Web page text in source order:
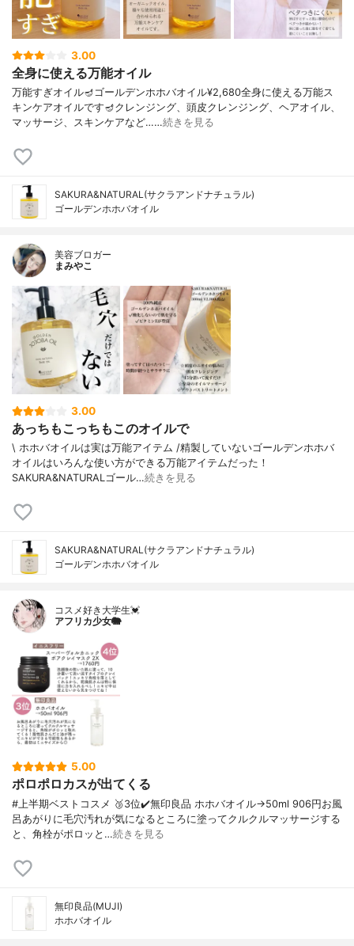
3.00
全身に使える万能オイル
万能すぎオイル🪔ゴールデンホホバオイル¥2,680全身に使える万能ス
キンケアオイルです🪔クレンジング、頭皮クレンジング、ヘアオイル、
マッサージ、スキンケアなど……続きを見る
SAKURA&NATURAL(サクラアンドナチュラル)
ゴールデンホホバオイル
美容ブロガー
まみやこ
3.00
あっちもこっちもこのオイルで
\ ホホバオイルは実は万能アイテム /⁡⁡精製していないゴールデンホホバ
オイルはいろんな使い方ができる万能アイテムだった！
⁡⁡SAKURA&NATURALゴール…続きを見る
SAKURA&NATURAL(サクラアンドナチュラル)
ゴールデンホホバオイル
コスメ好き大学生💓
アフリカ少女🐘
5.00
ポロポロカスが出てくる
#上半期ベストコスメ 🥉3位✔️無印良品 ホホバオイル→50ml 906円お風
呂あがりに毛穴汚れが気になるところに塗ってクルクルマッサージする
と、角栓がポロッと…続きを見る
無印良品(MUJI)
ホホバオイル